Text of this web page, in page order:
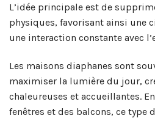
L’idée principale est de
physiques, favorisant ainsi une
une interaction constante avec
Les maisons diaphanes sont
maximiser la lumière du jour,
chaleureuses et accueillantes.
fenêtres et des balcons, ce type